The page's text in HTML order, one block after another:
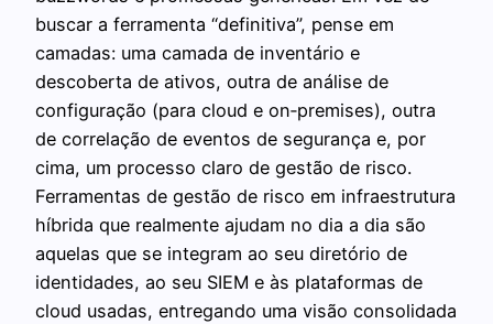
buscar a ferramenta “definitiva”, pense em
camadas: uma camada de inventário e
descoberta de ativos, outra de análise de
configuração (para cloud e on‑premises), outra
de correlação de eventos de segurança e, por
cima, um processo claro de gestão de risco.
Ferramentas de gestão de risco em infraestrutura
híbrida que realmente ajudam no dia a dia são
aquelas que se integram ao seu diretório de
identidades, ao seu SIEM e às plataformas de
cloud usadas, entregando uma visão consolidada